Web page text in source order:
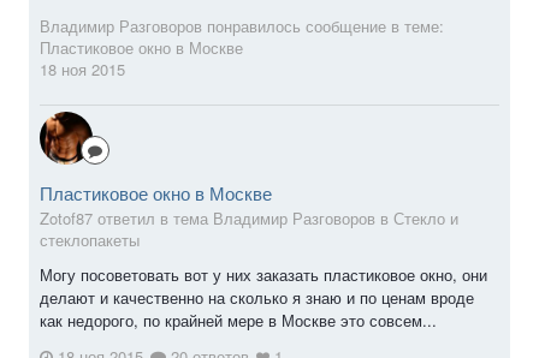
Владимир Разговоров понравилось сообщение в теме:
Пластиковое окно в Москве
18 ноя 2015
Пластиковое окно в Москве
Zotof87 ответил в тема Владимир Разговоров в Стекло и
стеклопакеты
Могу посоветовать вот у них заказать пластиковое окно, они
делают и качественно на сколько я знаю и по ценам вроде
как недорого, по крайней мере в Москве это совсем...